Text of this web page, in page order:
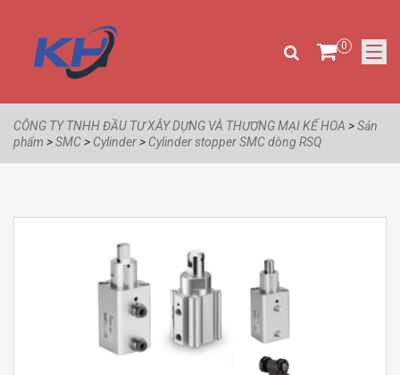
0
CÔNG TY TNHH ĐẦU TƯ XÂY DỰNG VÀ THƯƠNG MẠI KẾ HOA >Sản
phẩm >SMC> Cylinder> Cylinder stopper SMC dòng RSQ